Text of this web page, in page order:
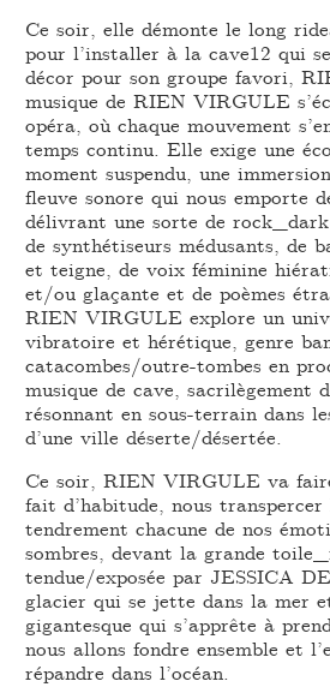
Ce soir, elle démonte le long
pour l’installer à la cave12 qui
décor pour son groupe favori,
musique de RIEN VIRGULE
opéra, où chaque mouvement
temps continu. Elle exige une
moment suspendu, une
fleuve sonore qui nous emporte
délivrant une sorte de
de synthétiseurs médusants, de
et teigne, de voix féminine
et/ou glaçante et de poèmes
RIEN VIRGULE explore un
vibratoire et hérétique, genre
catacombes/outre-tombes en
musique de cave, sacrilègement
résonnant en sous-terrain dans
d’une ville déserte/désertée.
Ce soir, RIEN VIRGULE va
fait d’habitude, nous
tendrement chacune de nos
sombres, devant la grande
tendue/exposée par JESSICA
glacier qui se jette dans la mer
gigantesque qui s’apprête à
nous allons fondre ensemble et
répandre dans l’océan.